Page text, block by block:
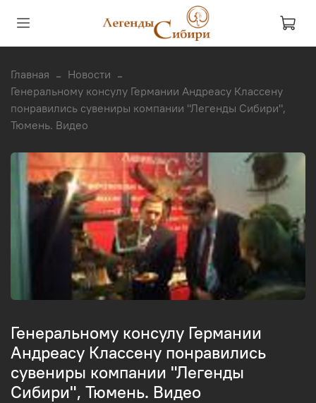
Главная
Новости
Генеральному консулу Германии Андреасу Классену
понравились сувениры компании "Легенды Сибири",
Тюмень. Видео
Генеральному консулу Германии
Андреасу Классену понравились
сувениры компании "Легенды
Сибири", Тюмень. Видео